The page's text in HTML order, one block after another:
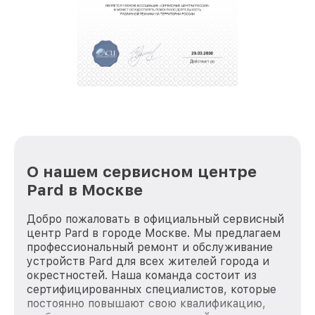
За годы своей деятельности мы получали только
репутацию. Мы постоянно совершенствуемся и
стараемся каждый день делать наш сервис еще
О нашем сервисном центре
Pard в Москве
Добро пожаловать в официальный сервисный
центр Pard в городе Москве. Мы предлагаем
профессиональный ремонт и обслуживание
устройств Pard для всех жителей города и
окрестностей. Наша команда состоит из
сертифицированных специалистов, которые
постоянно повышают свою квалификацию,